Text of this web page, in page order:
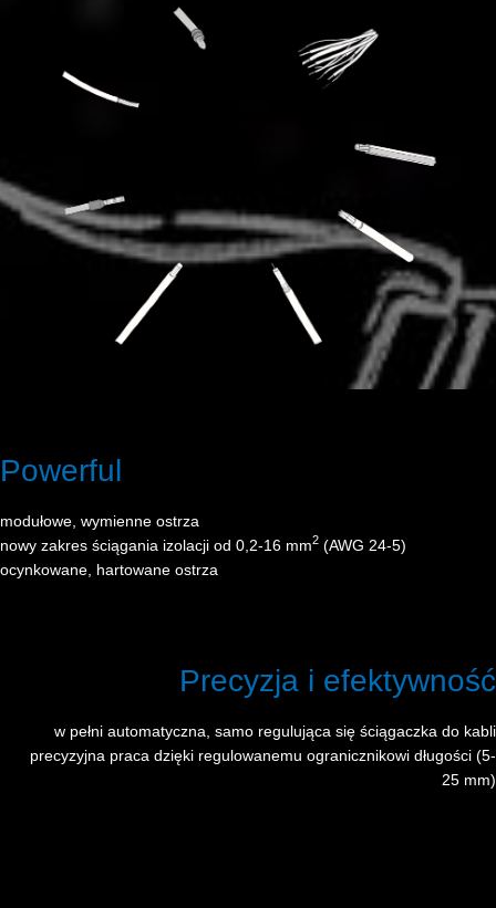
Powerful
modułowe, wymienne ostrza
nowy zakres ściągania izolacji od 0,2-16 mm2 (AWG 24-5)
ocynkowane, hartowane ostrza
Precyzja i efektywność
w pełni automatyczna, samo regulująca się ściągaczka do kabli
precyzyjna praca dzięki regulowanemu ogranicznikowi długości (5-
25 mm)